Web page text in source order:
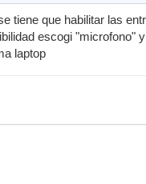
tiene que habilitar las
escogi "microfono"
laptop